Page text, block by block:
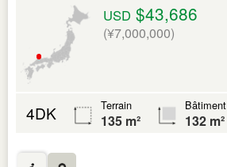
USD $43,686
(¥7,000,000)
4DK Terrain
135 m²
Bâtiment
132 m²